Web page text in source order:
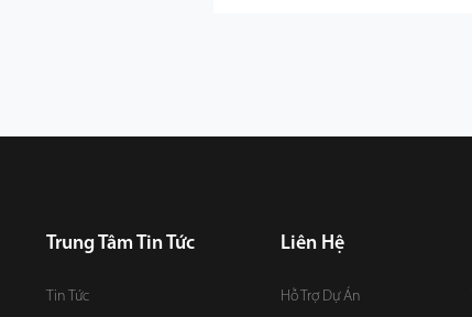
Trung Tâm Tin Tức
Tin Tức
Liên Hệ
Hỗ Trợ Dự Án